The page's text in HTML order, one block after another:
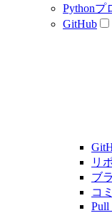
Pythonプ
GitHub
リ
ブ
コ
Pull